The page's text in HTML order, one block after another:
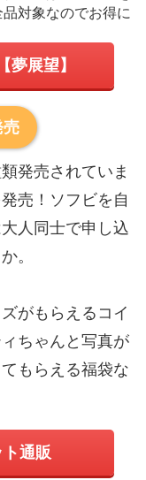
対象なのでお得に
夢展望】
売
発売されていま
売！ソフビを自
人同士で申し込
。
がもらえるコイ
ちゃんと写真が
もらえる福袋な
通販